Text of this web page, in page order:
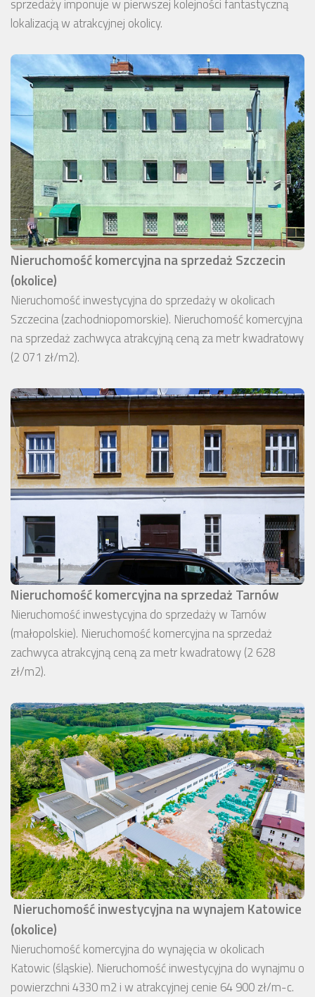
sprzedaży imponuje w pierwszej kolejności fantastyczną
lokalizacją w atrakcyjnej okolicy.
Nieruchomość komercyjna na sprzedaż Szczecin
(okolice)
Nieruchomość inwestycyjna do sprzedaży w okolicach
Szczecina (zachodniopomorskie). Nieruchomość komercyjna
na sprzedaż zachwyca atrakcyjną ceną za metr kwadratowy
(2 071 zł/m2).
Nieruchomość komercyjna na sprzedaż Tarnów
Nieruchomość inwestycyjna do sprzedaży w Tarnów
(małopolskie). Nieruchomość komercyjna na sprzedaż
zachwyca atrakcyjną ceną za metr kwadratowy (2 628
zł/m2).
Nieruchomość inwestycyjna na wynajem Katowice
(okolice)
Nieruchomość komercyjna do wynajęcia w okolicach
Katowic (śląskie). Nieruchomość inwestycyjna do wynajmu o
powierzchni 4330 m2 i w atrakcyjnej cenie 64 900 zł/m-c.